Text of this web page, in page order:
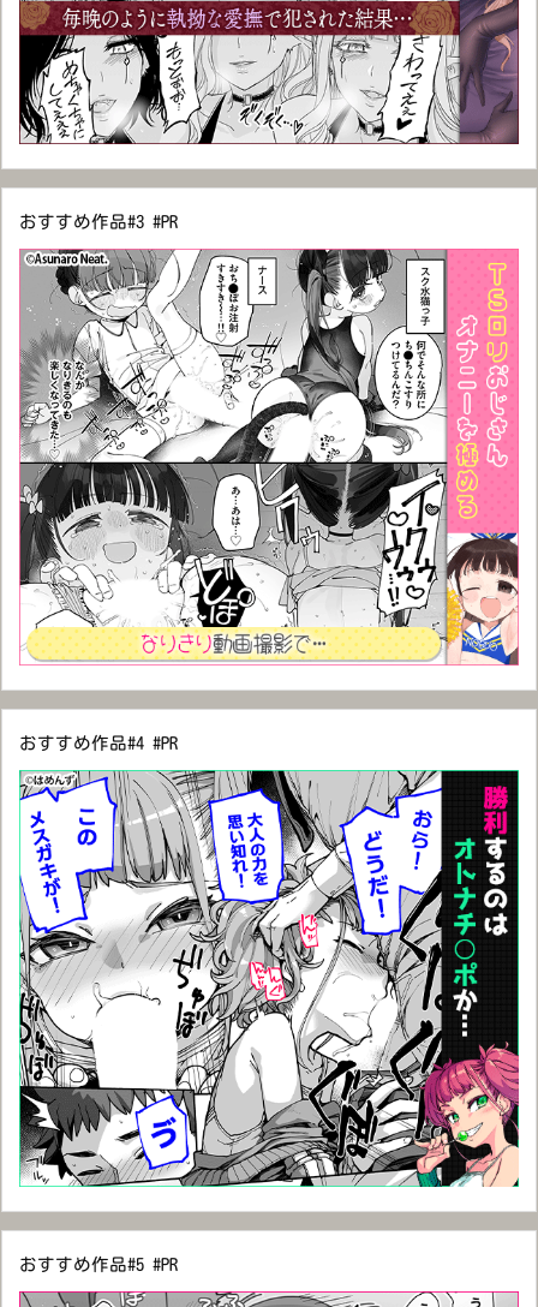
おすすめ作品#3 #PR
おすすめ作品#4 #PR
おすすめ作品#5 #PR